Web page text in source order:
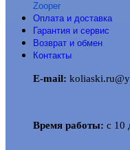
Zooper
Оплата и доставка
Гарантия и сервис
Возврат и обмен
Контакты
E-mail:
Время работы: с 10